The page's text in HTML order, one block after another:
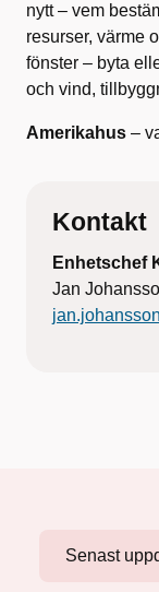
nytt – vem
resurser, värme
fönster – byta
och vind,
Amerikahus –
Kontakt
Enhetschef
Jan
Senast